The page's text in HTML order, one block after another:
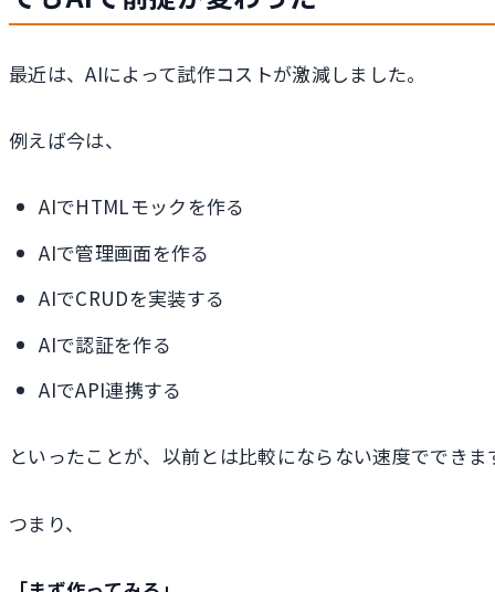
最近は、AIによって試作コストが激減しました。
例えば今は、
AIでHTMLモックを作る
AIで管理画面を作る
AIでCRUDを実装する
AIで認証を作る
AIでAPI連携する
といったことが、以前とは比較にならない速度でできま
つまり、